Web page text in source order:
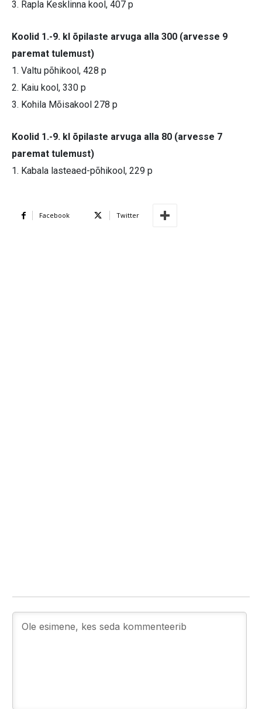
3. Rapla Kesklinna kool, 407 p
Koolid 1.-9. kl õpilaste arvuga alla 300 (arvesse 9
paremat tulemust)
1. Valtu põhikool, 428 p
2. Kaiu kool, 330 p
3. Kohila Mõisakool 278 p
Koolid 1.-9. kl õpilaste arvuga alla 80 (arvesse 7
paremat tulemust)
1. Kabala lasteaed-põhikool, 229 p
Facebook Twitter